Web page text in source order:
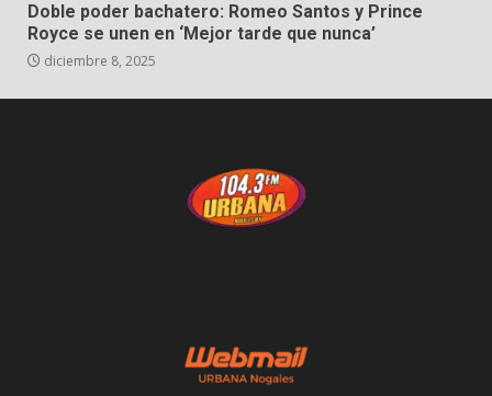
Doble poder bachatero: Romeo Santos y Prince
Royce se unen en ‘Mejor tarde que nunca’
diciembre 8, 2025